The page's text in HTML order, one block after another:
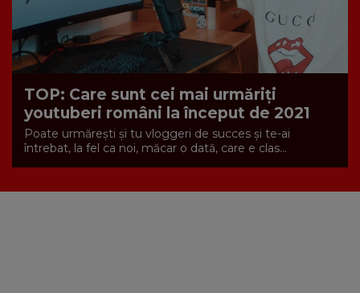
TOP: Care sunt cei mai urmăriți
youtuberi români la început de 2021
Poate urmărești și tu vloggeri de succes și te-ai
întrebat, la fel ca noi, măcar o dată, care e clas...